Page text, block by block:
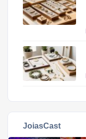
JoiasCast